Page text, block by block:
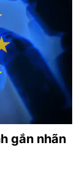
gắn nhãn